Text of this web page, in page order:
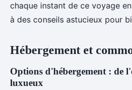
chaque instant de ce voyage
à des conseils astucieux pour
Hébergement et
Options d'hébergement : de
luxueux